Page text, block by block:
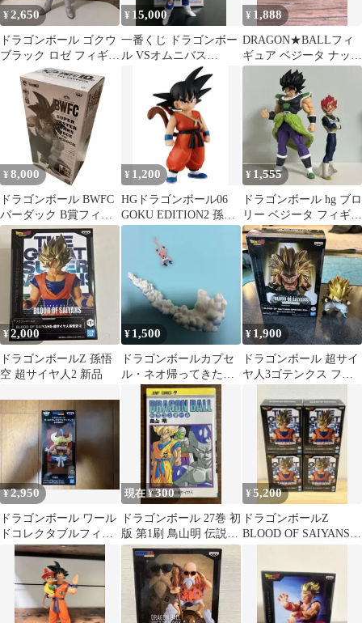
¥2,650
ドラゴンボール ゴクウ
ブラック ロゼ フィギュ
¥ 15,000
一番くじ ドラゴンボー
ル VSオムニバス
CROSS D賞 ベジータ
¥ 1,888
DRAGON★BALLフィ
ギュア ベジータ ナッパ
2体set
¥ 8,000
ドラゴンボール BWFC
バーダック B賞フィギ
ュア 新品未開封
¥ 1,200
HGドラゴンボール06
GOKU EDITION2 孫悟
空 -少年期-新品未開封
¥ 1,555
ドラゴンボール hg ブロ
リー ベジータ フィギュ
ア
¥2,000
ドラゴンボールZ 孫悟
空 超サイヤ人2 新品
¥ 1,500
ドラゴンボールカプセ
ル・ネオ帰ってきたブ
¥ 1,900
ドラゴンボール 超サイ
ヤ人3ゴテンクス フィ
¥2,950
ドラゴンボール ワール
ドコレクタブルフィギ
ュア 少年期編4 牛魔王
現在 ¥300
ドラゴンボール 27巻 初
版 第1刷 鳥山明 伝説の
超サイヤ人
¥5,200
ドラゴンボールZ
BLOOD OF SAIYANS